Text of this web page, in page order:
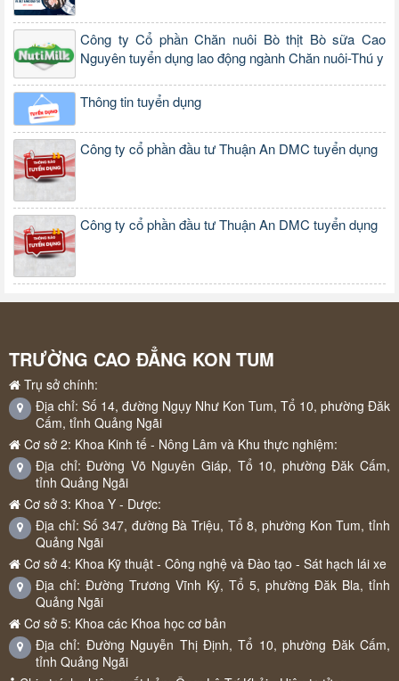
Công ty Cổ phần Chăn nuôi Bò thịt Bò sữa Cao
Nguyên tuyển dụng lao động ngành Chăn nuôi-Thú y
Thông tin tuyển dụng
Công ty cổ phần đầu tư Thuận An DMC tuyển dụng
Công ty cổ phần đầu tư Thuận An DMC tuyển dụng
TRƯỜNG CAO ĐẲNG KON TUM
Trụ sở chính:
Địa chỉ: Số 14, đường Ngụy Như Kon Tum, Tổ 10, phường Đăk
Cấm, tỉnh Quảng Ngãi
Cơ sở 2: Khoa Kinh tế - Nông Lâm và Khu thực nghiệm:
Địa chỉ: Đường Võ Nguyên Giáp, Tổ 10, phường Đăk Cấm,
tỉnh Quảng Ngãi
Cơ sở 3: Khoa Y - Dược:
Địa chỉ: Số 347, đường Bà Triệu, Tổ 8, phường Kon Tum, tỉnh
Quảng Ngãi
Cơ sở 4: Khoa Kỹ thuật - Công nghệ và Đào tạo - Sát hạch lái xe
Địa chỉ: Đường Trương Vĩnh Ký, Tổ 5, phường Đăk Bla, tỉnh
Quảng Ngãi
Cơ sở 5: Khoa các Khoa học cơ bản
Địa chỉ: Đường Nguyễn Thị Định, Tổ 10, phường Đăk Cấm,
tỉnh Quảng Ngãi